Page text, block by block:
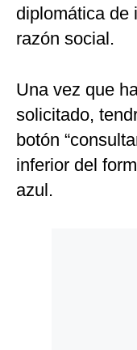
diplomática de
razón social.
Una vez que
solicitado,
botón
inferior del
azul.